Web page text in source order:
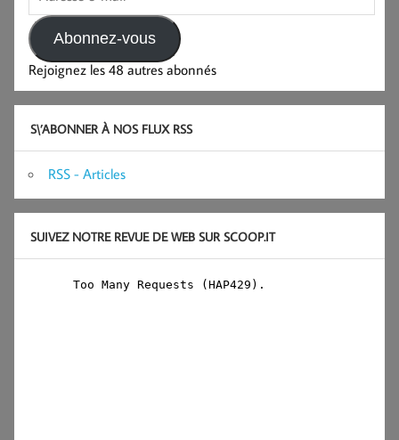
mail
Abonnez-vous
Rejoignez les 48 autres abonnés
S\’ABONNER À NOS FLUX RSS
RSS - Articles
SUIVEZ NOTRE REVUE DE WEB SUR SCOOP.IT